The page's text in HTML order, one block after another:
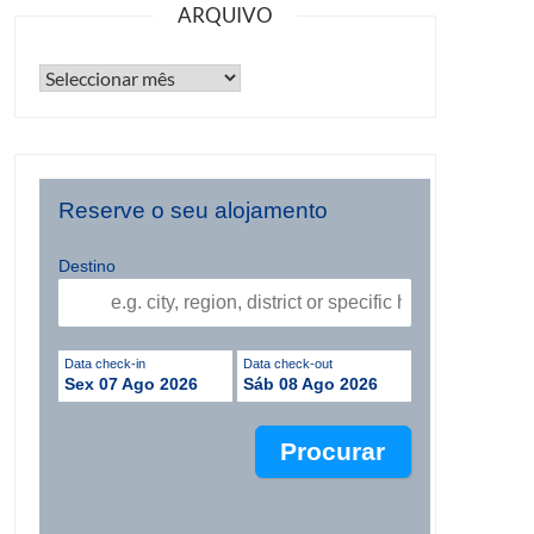
ARQUIVO
Reserve o seu alojamento
Destino
Data check-in
Sex 07 Ago 2026
Data check-out
Sáb 08 Ago 2026